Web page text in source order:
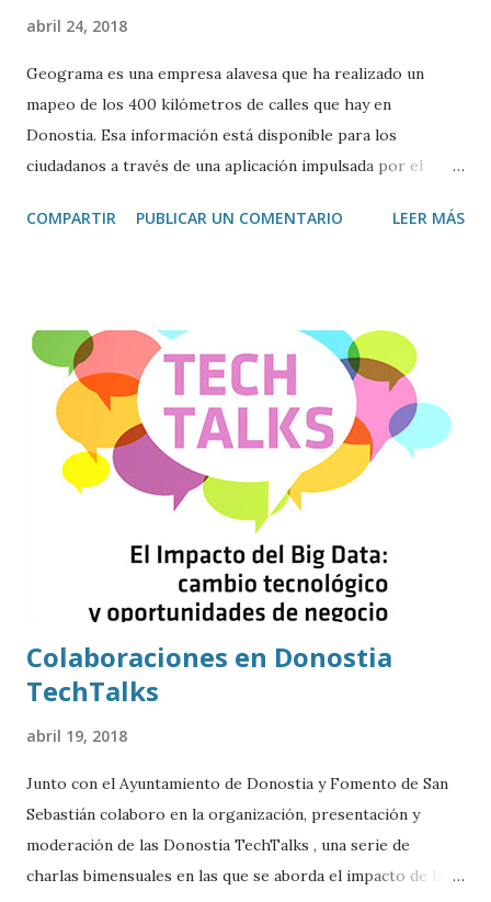
abril 24, 2018
Geograma es una empresa alavesa que ha realizado un
mapeo de los 400 kilómetros de calles que hay en
Donostia. Esa información está disponible para los
ciudadanos a través de una aplicación impulsada por el
Juan Miguel Álvarez, director de Geoinformación de
COMPARTIR PUBLICAR UN COMENTARIO LEER MÁS
Colaboraciones en Donostia
TechTalks
abril 19, 2018
Junto con el Ayuntamiento de Donostia y Fomento de San
Sebastián colaboro en la organización, presentación y
moderación de las Donostia TechTalks , una serie de
charlas bimensuales en las que se aborda el impacto de las